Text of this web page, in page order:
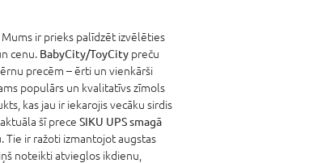
ir prieks palīdzēt izvēlēties
cenu. BabyCity/ToyCity preču
precēm – ērti un vienkārši
populārs un kvalitatīvs zīmols
kas jau ir iekarojis vecāku sirdis
šī prece SIKU UPS smagā
Tie ir ražoti izmantojot augstas
noteikti atvieglos ikdienu,